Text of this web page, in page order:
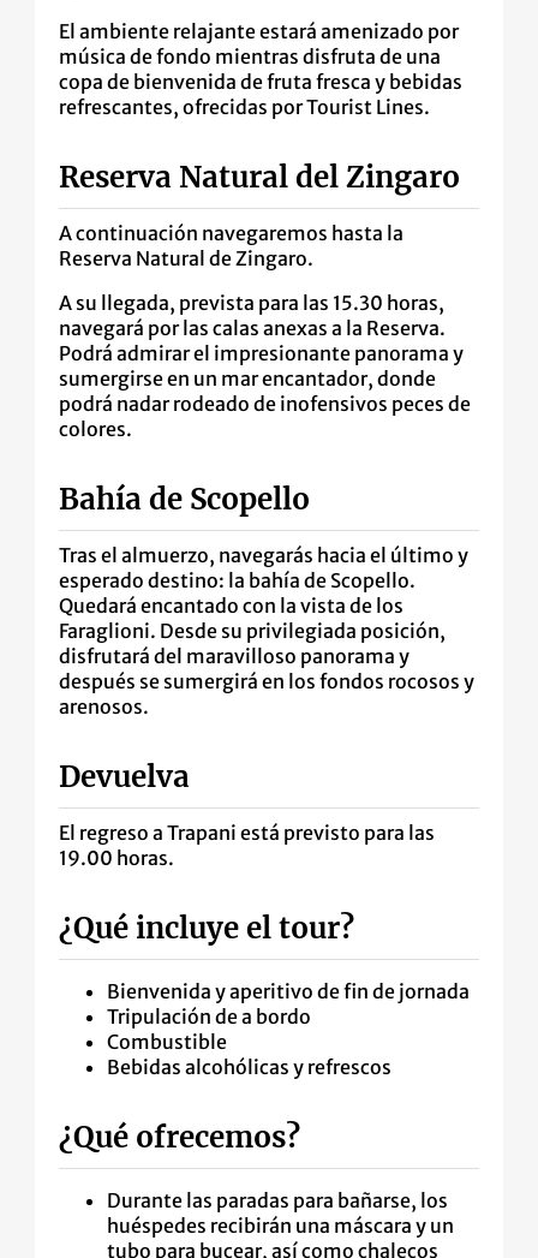
El ambiente relajante estará amenizado por
música de fondo mientras disfruta de una
copa de bienvenida de fruta fresca y bebidas
refrescantes, ofrecidas por Tourist Lines.
Reserva Natural del Zingaro
A continuación navegaremos hasta la
Reserva Natural de Zingaro.
A su llegada, prevista para las 15.30 horas,
navegará por las calas anexas a la Reserva.
Podrá admirar el impresionante panorama y
sumergirse en un mar encantador, donde
podrá nadar rodeado de inofensivos peces de
colores.
Bahía de Scopello
Tras el almuerzo, navegarás hacia el último y
esperado destino: la bahía de Scopello.
Quedará encantado con la vista de los
Faraglioni. Desde su privilegiada posición,
disfrutará del maravilloso panorama y
después se sumergirá en los fondos rocosos y
arenosos.
Devuelva
El regreso a Trapani está previsto para las
19.00 horas.
¿Qué incluye el tour?
Bienvenida y aperitivo de fin de jornada
Tripulación de a bordo
Combustible
Bebidas alcohólicas y refrescos
¿Qué ofrecemos?
Durante las paradas para bañarse, los
huéspedes recibirán una máscara y un
tubo para bucear, así como chalecos